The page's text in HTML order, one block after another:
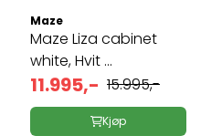
Maze
Maze Liza cabinet
white, Hvit ...
11.995,- 15.995,-
Kjøp